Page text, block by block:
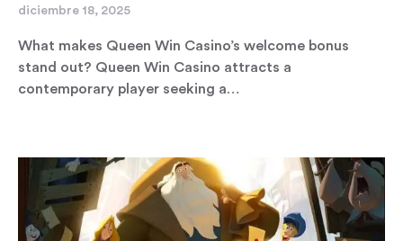
diciembre 18, 2025
What makes Queen Win Casino’s welcome bonus
stand out? Queen Win Casino attracts a
contemporary player seeking a…